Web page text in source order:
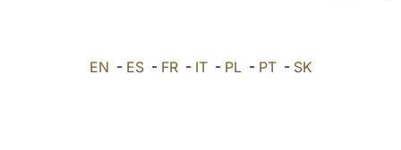
EN - ES- FR- IT- PL- PT- SK